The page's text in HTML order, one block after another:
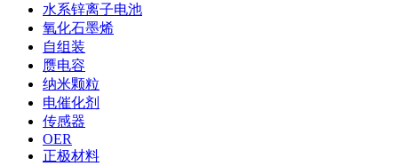
水系锌离子电池
氧化石墨烯
自组装
赝电容
纳米颗粒
电催化剂
传感器
OER
正极材料